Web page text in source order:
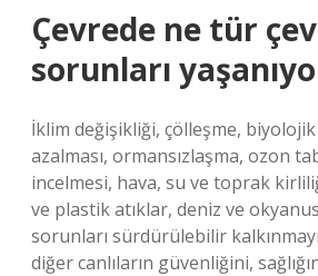
Çevrede ne tür
sorunları
İklim değişikliği, çölleşme,
azalması, ormansızlaşma, ozon
incelmesi, hava, su ve toprak
ve plastik atıklar, deniz ve
sorunları sürdürülebilir
diğer canlıların güvenliğini,